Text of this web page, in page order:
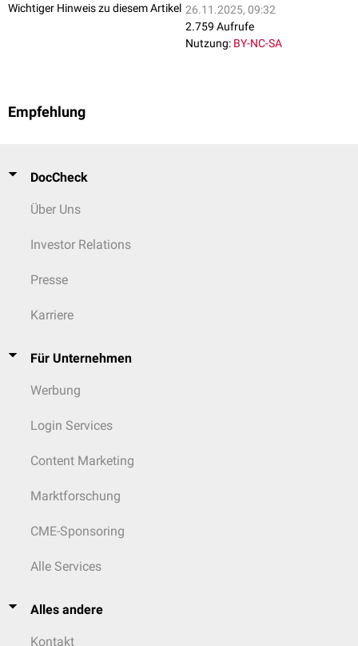
Wichtiger Hinweis zu diesem Artikel 26.11.2025, 09:32
2.759 Aufrufe
Nutzung: BY-NC-SA
Empfehlung
DocCheck
Über Uns
Investor Relations
Presse
Karriere
Für Unternehmen
Werbung
Login Services
Content Marketing
Marktforschung
CME-Sponsoring
Alle Services
Alles andere
Kontakt